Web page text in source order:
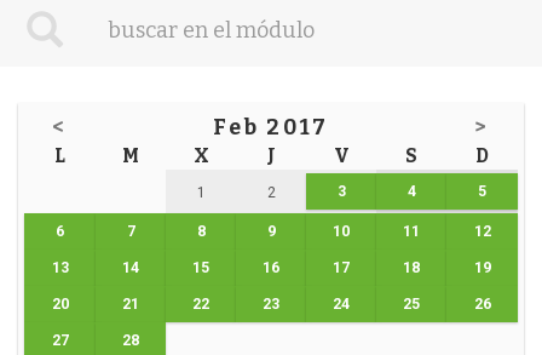
< Feb 2017 >
L M X J V S D
1 2 3 4 5
6 7 8 9 10 11 12
13 14 15 16 17 18 19
20 21 22 23 24 25 26
27 28